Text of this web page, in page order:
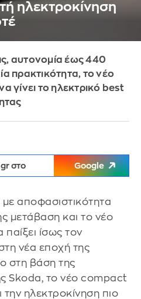
ηλεκτροκίνηση
αυτονομία έως 440
πρακτικότητα, το νέο
γίνει το ηλεκτρικό best
στο Google
με αποφασιστικότητα
μετάβαση και το νέο
ίσως τον
νέα εποχή της
στη βάση της
Skoda, το νέο compact
την ηλεκτροκίνηση πιο